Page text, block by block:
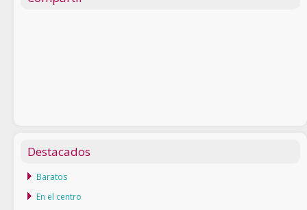
Destacados
Baratos
En el centro